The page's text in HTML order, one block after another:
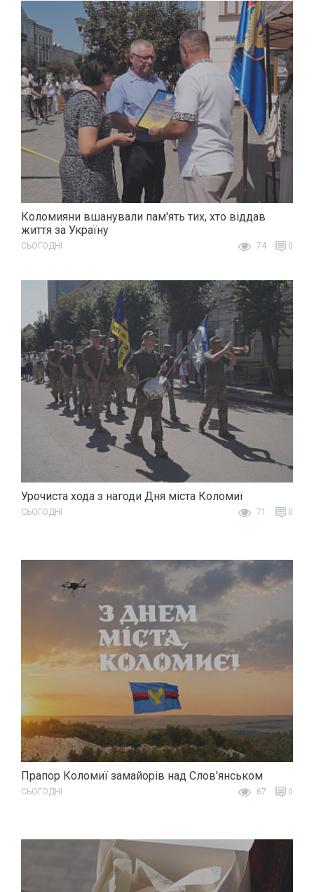
Коломияни вшанували пам'ять тих, хто віддав
життя за Україну
СЬОГОДНІ 74 0
Урочиста хода з нагоди Дня міста Коломиї
СЬОГОДНІ 71 0
Прапор Коломиї замайорів над Слов'янськом
СЬОГОДНІ 67 0